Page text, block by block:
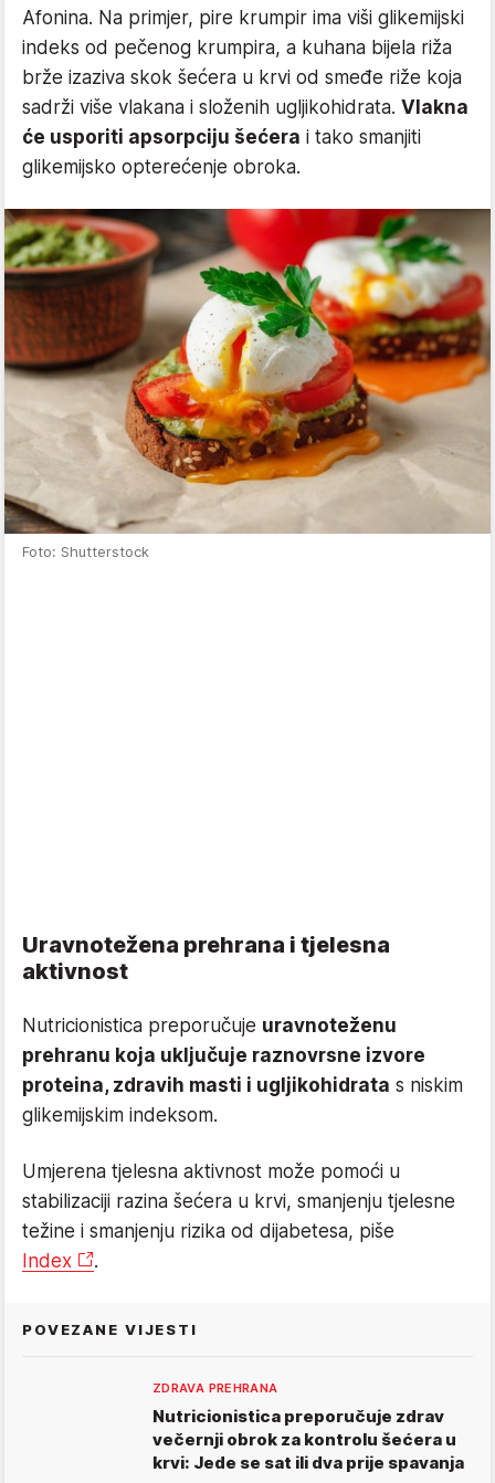
Afonina. Na primjer, pire krumpir ima viši glikemijski
indeks od pečenog krumpira, a kuhana bijela riža
brže izaziva skok šećera u krvi od smeđe riže koja
sadrži više vlakana i složenih ugljikohidrata. Vlakna
će usporiti apsorpciju šećera i tako smanjiti
glikemijsko opterećenje obroka.
Foto: Shutterstock
Uravnotežena prehrana i tjelesna
aktivnost
Nutricionistica preporučuje uravnoteženu
prehranu koja uključuje raznovrsne izvore
proteina, zdravih masti i ugljikohidrata s niskim
glikemijskim indeksom.
Umjerena tjelesna aktivnost može pomoći u
stabilizaciji razina šećera u krvi, smanjenju tjelesne
težine i smanjenju rizika od dijabetesa, piše
Index
.
POVEZANE VIJESTI
ZDRAVA PREHRANA
Nutricionistica preporučuje zdrav
večernji obrok za kontrolu šećera u
krvi: Jede se sat ili dva prije spavanja